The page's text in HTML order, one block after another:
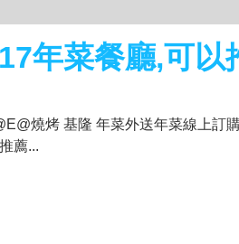
年菜餐廳,可以
燒烤 基隆 年菜外送年菜線上訂
薦...